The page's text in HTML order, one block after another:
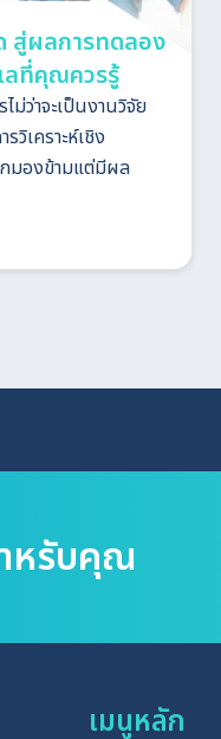
สู่ผลการทดลอง
ลที่คุณควรรู้
ม่ว่าจะเป็นงานวิจัย
เคราะห์เชิง
มองข้ามแต่มีผล
หรับคุณ
เมนูหลัก